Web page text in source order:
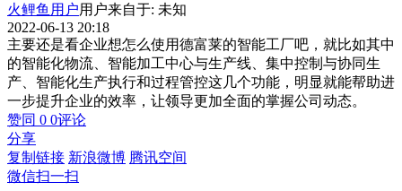
火鲤鱼用户用户来自于: 未知
2022-06-13 20:18
主要还是看企业想怎么使用德富莱的智能工厂吧，就比如其中
的智能化物流、智能加工中心与生产线、集中控制与协同生
产、智能化生产执行和过程管控这几个功能，明显就能帮助进
一步提升企业的效率，让领导更加全面的掌握公司动态。
赞同 0 0评论
分享
复制链接 新浪微博 腾讯空间
微信扫一扫